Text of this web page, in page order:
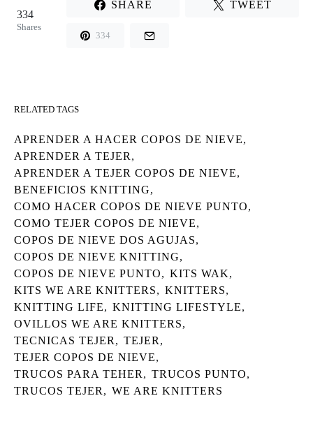
334
Shares
SHARE TWEET
334
RELATED TAGS
APRENDER A HACER COPOS DE NIEVE,
APRENDER A TEJER ,
APRENDER A TEJER COPOS DE NIEVE,
BENEFICIOS KNITTING,
COMO HACER COPOS DE NIEVE PUNTO,
COMO TEJER COPOS DE NIEVE,
COPOS DE NIEVE DOS AGUJAS,
COPOS DE NIEVE KNITTING,
COPOS DE NIEVE PUNTO, KITS WAK,
KITS WE ARE KNITTERS, KNITTERS,
KNITTING LIFE, KNITTING LIFESTYLE,
OVILLOS WE ARE KNITTERS,
TECNICAS TEJER , TEJER ,
TEJER COPOS DE NIEVE,
TRUCOS PARA TEHER , TRUCOS PUNTO,
TRUCOS TEJER , WE ARE KNITTERS